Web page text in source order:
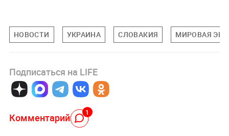
НОВОСТИ УКРАИНА СЛОВАКИЯ МИРОВАЯ
Подписаться на LIFE
Комментарий 1